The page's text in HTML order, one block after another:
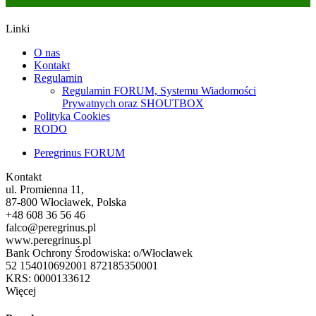
Linki
O nas
Kontakt
Regulamin
Regulamin FORUM, Systemu Wiadomości
Prywatnych oraz SHOUTBOX
Polityka Cookies
RODO
Peregrinus FORUM
Kontakt
ul. Promienna 11,
87-800 Włocławek, Polska
+48 608 36 56 46
falco@peregrinus.pl
www.peregrinus.pl
Bank Ochrony Środowiska: o/Włocławek
52 154010692001 872185350001
KRS: 0000133612
Więcej